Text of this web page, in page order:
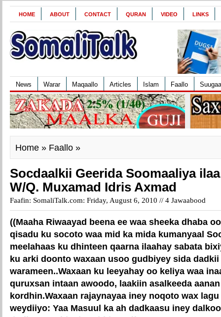
HOME ABOUT CONTACT QURAN VIDEO LINKS
News Warar Maqaallo Articles Islam Faallo
Home » Faallo »
Socdaalkii Geerida Soomaaliya
W/Q. Muxamad Idris Axmad
Faafin: SomaliTalk.com: Friday, August 6, 2010 // 4 Jawaabood
((Maaha Riwaayad beena ee waa sheeka dhaba
qisadu ku socoto waa mid ka mida kumanyaal
meelahaas ku dhinteen qaarna ilaahay sabata
ku arki doonto waxaan usoo gudbiyey sida
warameen..Waxaan ku leeyahay oo keliya waa
quruxsan intaan awoodo, laakiin asalkeeda
kordhin.Waxaan rajaynayaa iney noqoto wax
weydiiyo: Yaa Masuul ka ah dadkaasu iney